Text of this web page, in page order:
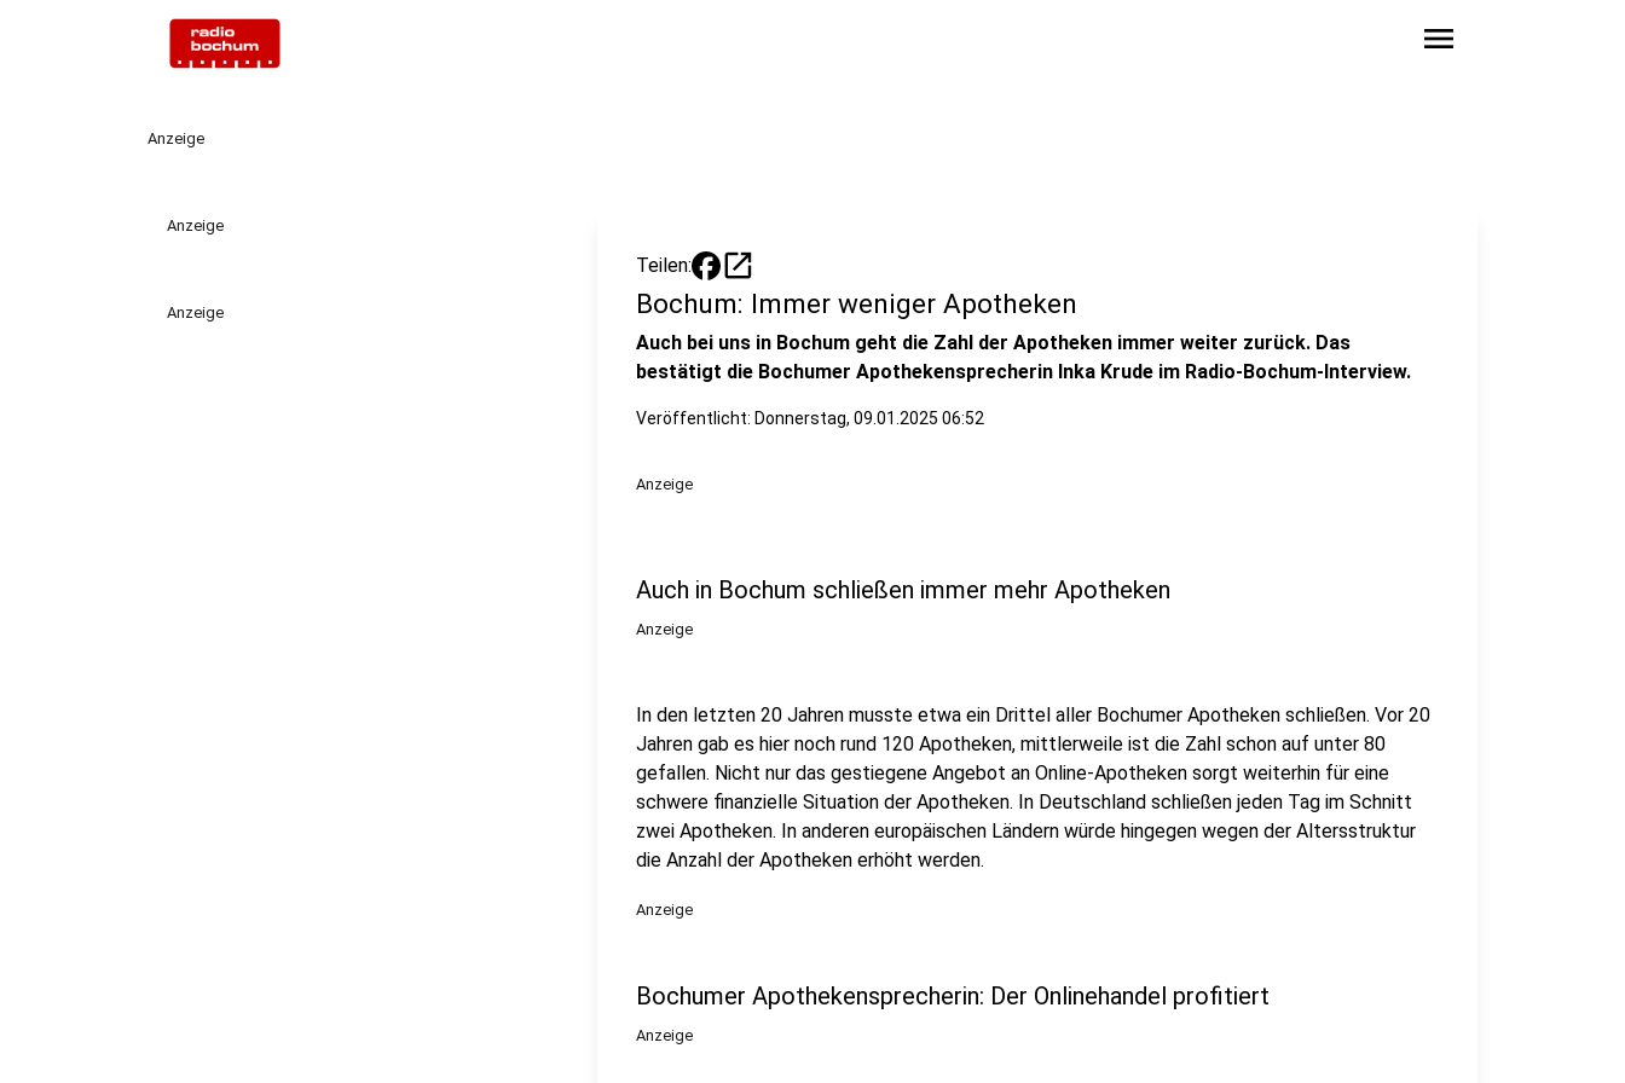
menu
Anzeige
Anzeige
Anzeige
Teilen: open_in_new
Bochum: Immer weniger Apotheken
Auch bei uns in Bochum geht die Zahl der Apotheken immer weiter zurück. Das
bestätigt die Bochumer Apothekensprecherin Inka Krude im Radio-Bochum-Interview.
Veröffentlicht: Donnerstag, 09.01.2025 06:52
Anzeige
Auch in Bochum schließen immer mehr Apotheken
Anzeige
In den letzten 20 Jahren musste etwa ein Drittel aller Bochumer Apotheken schließen. Vor 20
Jahren gab es hier noch rund 120 Apotheken, mittlerweile ist die Zahl schon auf unter 80
gefallen. Nicht nur das gestiegene Angebot an Online-Apotheken sorgt weiterhin für eine
schwere finanzielle Situation der Apotheken. In Deutschland schließen jeden Tag im Schnitt
zwei Apotheken. In anderen europäischen Ländern würde hingegen wegen der Altersstruktur
die Anzahl der Apotheken erhöht werden.
Anzeige
Bochumer Apothekensprecherin: Der Onlinehandel profitiert
Anzeige